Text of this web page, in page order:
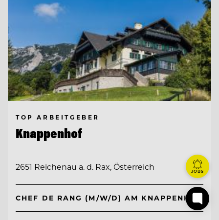
TOP ARBEITGEBER
Knappenhof
2651 Reichenau a. d. Rax, Österreich
CHEF DE RANG (M/W/D) AM KNAPPENHOF
JOBS